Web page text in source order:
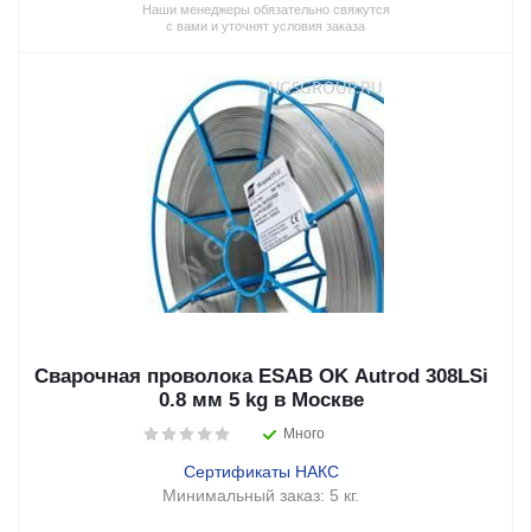
Наши менеджеры обязательно свяжутся
с вами и уточнят условия заказа
Сварочная проволока ESAB OK Autrod 308LSi
0.8 мм 5 kg в Москве
Много
Сертификаты НАКС
Минимальный заказ: 5 кг.